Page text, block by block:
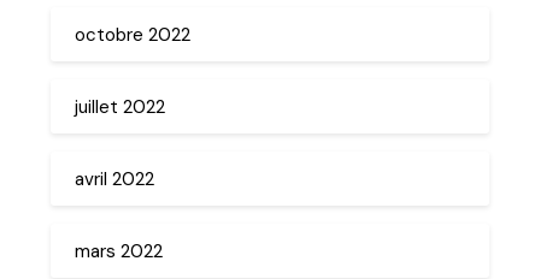
octobre 2022
juillet 2022
avril 2022
mars 2022